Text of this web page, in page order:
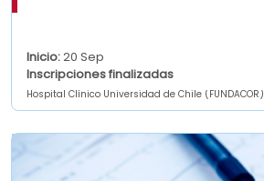
Inicio:20 Sep
Inscripciones finalizadas
Hospital Clínico Universidad de Chile (FUNDACOR)